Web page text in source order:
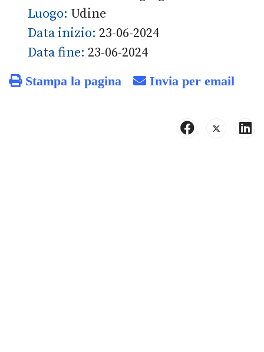
Luogo: Udine
Data inizio: 23-06-2024
Data fine: 23-06-2024
Stampa la pagina Invia per email